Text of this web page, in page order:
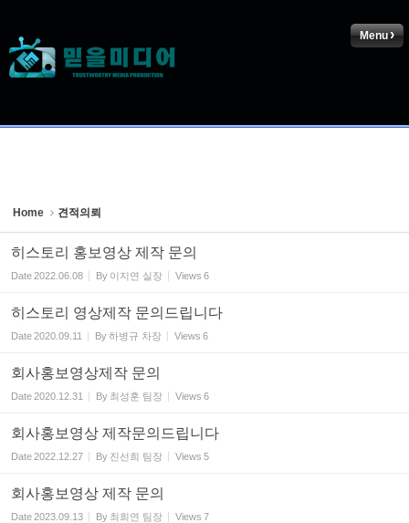
Menu
Home 견적의뢰
히스토리 홍보영상 제작 문의
Date2022.06.08 By 이지연 실장 Views 6
히스토리 영상제작 문의드립니다
Date2020.09.11 By하병규 차장 Views 6
회사홍보영상제작 문의
Date2020.12.31 By 최성훈 팀장 Views 6
회사홍보영상 제작문의드립니다
Date2022.12.27 By 진선희 팀장 Views 5
회사홍보영상 제작 문의
Date2023.09.13 By 최희연 팀장 Views 7
Sketchbook5, 스케치북5
Sketchbook5, 스케치북5